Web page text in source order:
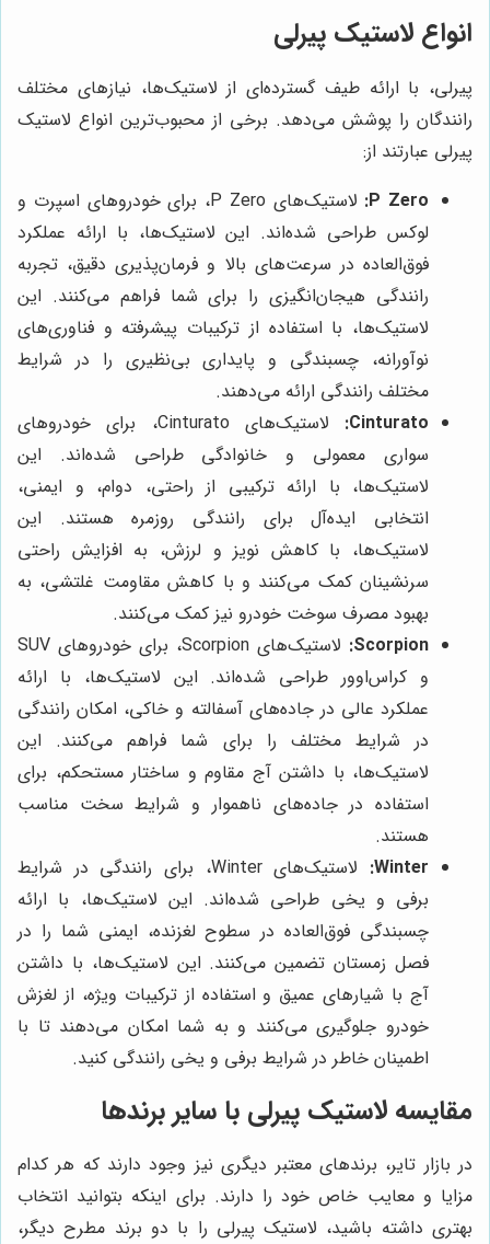
انواع لاستیک پیرلی
پیرلی، با ارائه طیف گسترده‌ای از لاستیک‌ها، نیازهای مختلف
رانندگان را پوشش می‌دهد. برخی از محبوب‌ترین انواع لاستیک
پیرلی عبارتند از:
P Zero:
لاستیک‌های P Zero، برای خودروهای اسپرت و
لوکس طراحی شده‌اند. این لاستیک‌ها، با ارائه عملکرد
فوق‌العاده در سرعت‌های بالا و فرمان‌پذیری دقیق، تجربه
رانندگی هیجان‌انگیزی را برای شما فراهم می‌کنند. این
لاستیک‌ها، با استفاده از ترکیبات پیشرفته و فناوری‌های
نوآورانه، چسبندگی و پایداری بی‌نظیری را در شرایط
مختلف رانندگی ارائه می‌دهند.
Cinturato:
لاستیک‌های Cinturato، برای خودروهای
سواری معمولی و خانوادگی طراحی شده‌اند. این
لاستیک‌ها، با ارائه ترکیبی از راحتی، دوام، و ایمنی،
انتخابی ایده‌آل برای رانندگی روزمره هستند. این
لاستیک‌ها، با کاهش نویز و لرزش، به افزایش راحتی
سرنشینان کمک می‌کنند و با کاهش مقاومت غلتشی، به
بهبود مصرف سوخت خودرو نیز کمک می‌کنند.
Scorpion:
لاستیک‌های Scorpion، برای خودروهای SUV
و کراس‌اوور طراحی شده‌اند. این لاستیک‌ها، با ارائه
عملکرد عالی در جاده‌های آسفالته و خاکی، امکان رانندگی
در شرایط مختلف را برای شما فراهم می‌کنند. این
لاستیک‌ها، با داشتن آج مقاوم و ساختار مستحکم، برای
استفاده در جاده‌های ناهموار و شرایط سخت مناسب
هستند.
Winter:
لاستیک‌های Winter، برای رانندگی در شرایط
برفی و یخی طراحی شده‌اند. این لاستیک‌ها، با ارائه
چسبندگی فوق‌العاده در سطوح لغزنده، ایمنی شما را در
فصل زمستان تضمین می‌کنند. این لاستیک‌ها، با داشتن
آج با شیارهای عمیق و استفاده از ترکیبات ویژه، از لغزش
خودرو جلوگیری می‌کنند و به شما امکان می‌دهند تا با
اطمینان خاطر در شرایط برفی و یخی رانندگی کنید.
مقایسه لاستیک پیرلی با سایر برندها
در بازار تایر، برندهای معتبر دیگری نیز وجود دارند که هر کدام
مزایا و معایب خاص خود را دارند. برای اینکه بتوانید انتخاب
بهتری داشته باشید، لاستیک پیرلی را با دو برند مطرح دیگر،